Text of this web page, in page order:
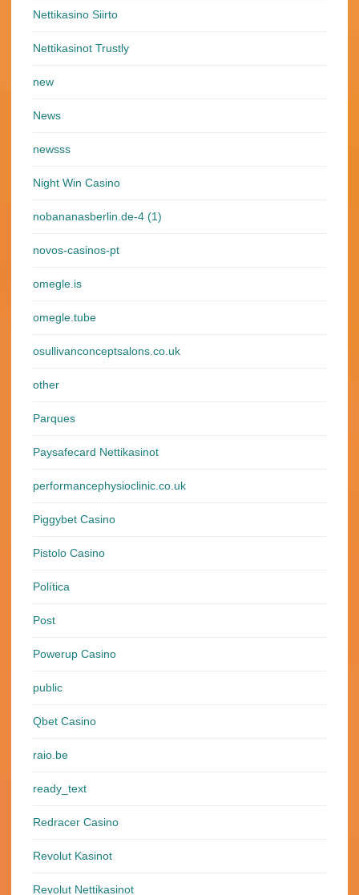
Nettikasino Siirto
Nettikasinot Trustly
new
News
newsss
Night Win Casino
nobananasberlin.de-4 (1)
novos-casinos-pt
omegle.is
omegle.tube
osullivanconceptsalons.co.uk
other
Parques
Paysafecard Nettikasinot
performancephysioclinic.co.uk
Piggybet Casino
Pistolo Casino
Política
Post
Powerup Casino
public
Qbet Casino
raio.be
ready_text
Redracer Casino
Revolut Kasinot
Revolut Nettikasinot